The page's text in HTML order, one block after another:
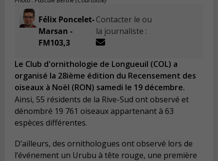
Félix Poncelet-
Marsan -
FM103,3
Contacter le ou
la journaliste :
Le Club d'ornithologie de Longueuil (COL) a
organisé la 28ième édition du Recensement des
oiseaux à Noël (RON) samedi le 19 décembre.
Ainsi, 55 résidents de la Rive-Sud ont observé et
dénombré 19 761 oiseaux appartenant à 63
espèces différentes.
D’ailleurs, des ornithologues ont observé lors de
l’événement un Urubu à tête rouge, une première